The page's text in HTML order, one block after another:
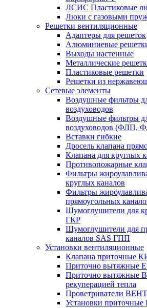
ЛСИС Пластиковые
Люки с газовыми
Решетки вентиляционные
Адаптеры для решеток
Алюминиевые
Выходы настенные
Металлические
Пластиковые решетки
Решетки из
Сетевые элементы
Воздушные фильтры
воздуховодов
Воздушные фильтры
воздуховодов (ФЛП,
Вставки гибкие
Дросель клапана
Клапана для круглых
Противопожарные
Фильтры
круглых каналов
Фильтры
прямоугольных
Шумоглушители для
ГКР
Шумоглушители для
каналов SAS ГПП
Установки вентиляционные
Клапана приточные
Приточно вытяжные
Приточно вытяжные
рекуперацией тепла
Проветриватели
Установки